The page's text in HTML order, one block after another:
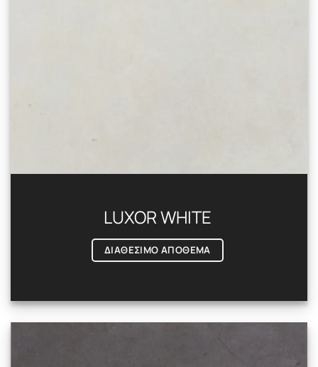
LUXOR WHITE
ΔΙΑΘΕΣΙΜΟ ΑΠΟΘΕΜΑ